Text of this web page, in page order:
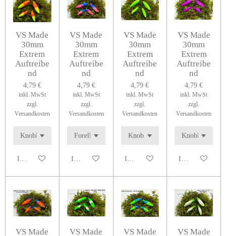
VS Made
30mm
Extrem
Auftreibe
nd
4,79 €
inkl. MwSt
zzgl.
Versandkosten
In den Warenkorb
VS Made
30mm
Extrem
Auftreibe
nd
4,79 €
inkl. MwSt
zzgl.
Versandkosten
In den Warenkorb
VS Made
30mm
Extrem
Auftreibe
nd
4,79 €
inkl. MwSt
zzgl.
Versandkosten
In den Warenkorb
VS Made
30mm
Extrem
Auftreibe
nd
4,79 €
inkl. MwSt
zzgl.
Versandkosten
In den
VS Made
VS Made
VS Made
VS Made